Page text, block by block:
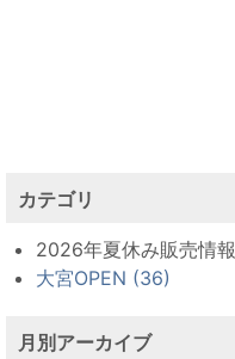
カテゴリ
2026年夏休み販売情報
大宮OPEN (36)
月別アーカイブ